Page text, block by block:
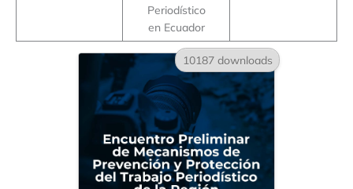
Periodístico
en Ecuador
10187 downloads